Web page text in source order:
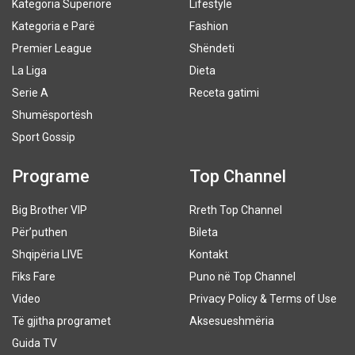
Kategoria Superiore
Kategoria e Parë
Premier League
La Liga
Serie A
Shumësportësh
Sport Gossip
Lifestyle
Fashion
Shëndeti
Dieta
Receta gatimi
Programe
Big Brother VIP
Për’puthen
Shqipëria LIVE
Fiks Fare
Video
Të gjitha programet
Guida TV
Top Channel
Rreth Top Channel
Bileta
Kontakt
Puno në Top Channel
Privacy Policy & Terms of Use
Aksesueshmëria